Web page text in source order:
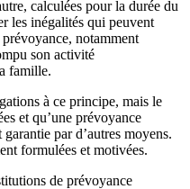
calculées pour la durée du
les inégalités qui peuvent
notamment
son activité
famille.
à ce principe, mais le
et qu’une prévoyance
par d’autres moyens.
formulées et motivées.
de prévoyance